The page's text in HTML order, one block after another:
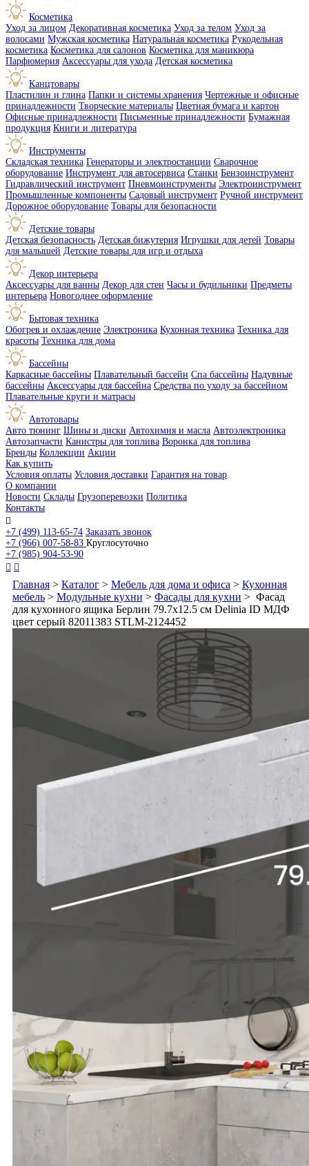
Косметика
Уход за лицом Декоративная косметика Уход за телом Уход за
волосами Мужская косметика Натуральная косметика Рукодельная
косметика Косметика для салонов Косметика для маникюра
Парфюмерия Аксессуары для ухода Детская косметика
Канцтовары
Пластилин и глина Папки и системы хранения Чертежные и офисные
принадлежности Творческие материалы Цветная бумага и картон
Офисные принадлежности Письменные принадлежности Бумажная
продукция Книги и литература
Инструменты
Складская техника Генераторы и электростанции Сварочное
оборудование Инструмент для автосервиса Станки Бензоинструмент
Гидравлический инструмент Пневмоинструменты Электроинструмент
Промышленные компоненты Садовый инструмент Ручной инструмент
Дорожное оборудование Товары для безопасности
Детские товары
Детская безопасность Детская бижутерия Игрушки для детей Товары
для малышей Детские товары для игр и отдыха
Декор интерьера
Аксессуары для ванны Декор для стен Часы и будильники Предметы
интерьера Новогоднее оформление
Бытовая техника
Обогрев и охлаждение Электроника Кухонная техника Техника для
красоты Техника для дома
Бассейны
Каркасные бассейны Плавательный бассейн Спа бассейны Надувные
бассейны Аксессуары для бассейна Средства по уходу за бассейном
Плавательные круги и матрасы
Автотовары
Авто тюнинг Шины и диски Автохимия и масла Автоэлектроника
Автозапчасти Канистры для топлива Воронка для топлива
Бренды Коллекции Акции
Как купить
Условия оплаты Условия доставки Гарантия на товар
О компании
Новости Склады Грузоперевозки Политика
Контакты

+7 (499) 113-65-74 Заказать звонок
+7 (966) 007-58-83 Круглосуточно
+7 (985) 904-53-90
 
Главная > Каталог > Мебель для дома и офиса > Кухонная
мебель > Модульные кухни > Фасады для кухни > Фасад
для кухонного ящика Берлин 79.7x12.5 см Delinia ID МДФ
цвет серый 82011383 STLM-2124452